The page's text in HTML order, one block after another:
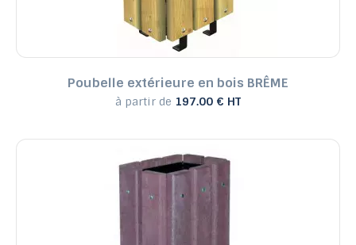
Poubelle extérieure en bois BRÊME
à partir de 197.00 € HT